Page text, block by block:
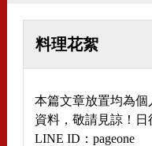
料理花絮
本篇文章放置均為
資料，敬請見諒！
LINE ID ： pageone